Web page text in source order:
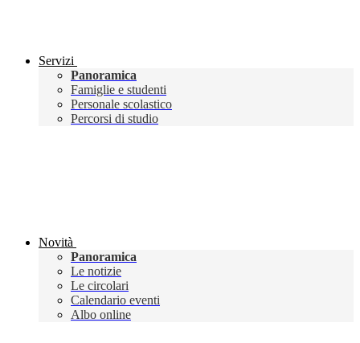
Servizi
Panoramica
Famiglie e studenti
Personale scolastico
Percorsi di studio
Novità
Panoramica
Le notizie
Le circolari
Calendario eventi
Albo online